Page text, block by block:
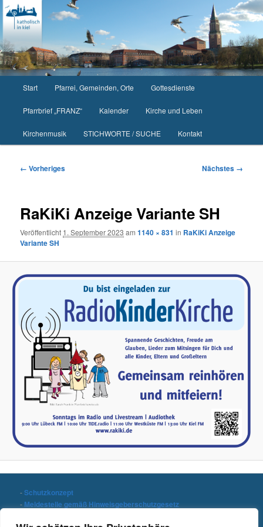
Zum
primären
Inhalt
springen
Start Pfarrei, Gemeinden, Orte Gottesdienste
Pfarrbrief „FRANZ“ Kalender Kirche und Leben
Kirchenmusik STICHWORTE / SUCHE Kontakt
Bilder-
← Vorheriges Nächstes →
RaKiKi Anzeige Variante SH
Veröffentlicht 1. September 2023 am1140 × 831 in RaKiKi Anzeige
Variante SH
-Schutzkonzept
- Meldestelle gemäß Hinweisgeberschutzgesetz